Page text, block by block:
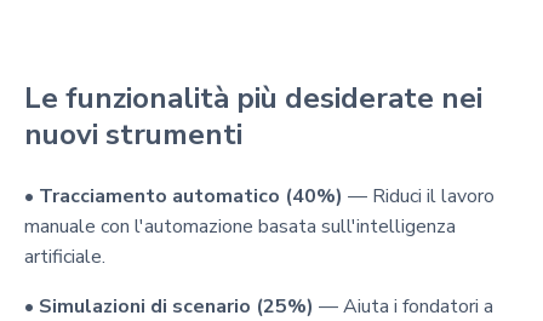
Le funzionalità più desiderate nei
nuovi strumenti
• Tracciamento automatico (40%) — Riduci il lavoro
manuale con l'automazione basata sull'intelligenza
artificiale.
• Simulazioni di scenario (25%) — Aiuta i fondatori a